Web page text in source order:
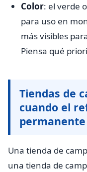
Color: el verde
para uso en
más visibles
Piensa qué
Tiendas de
cuando el
permanente
Una tienda de
una tienda de